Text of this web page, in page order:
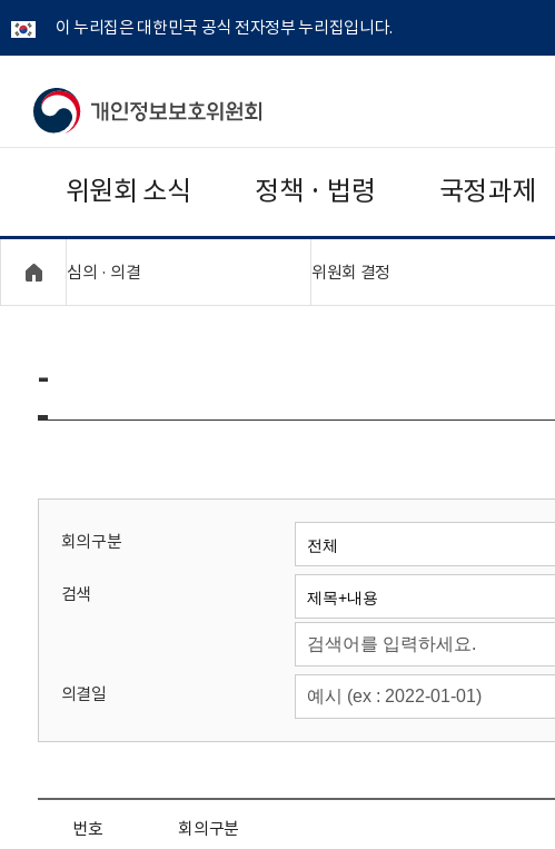
이 누리집은 대한민국 공식 전자정부 누리집입니다.
개
보
보
위
회
위원회 소식 정책 · 법령 국정과제
심의 · 의결 위원회 결정
-
회의구분
검색
의결일
번호 회의구분